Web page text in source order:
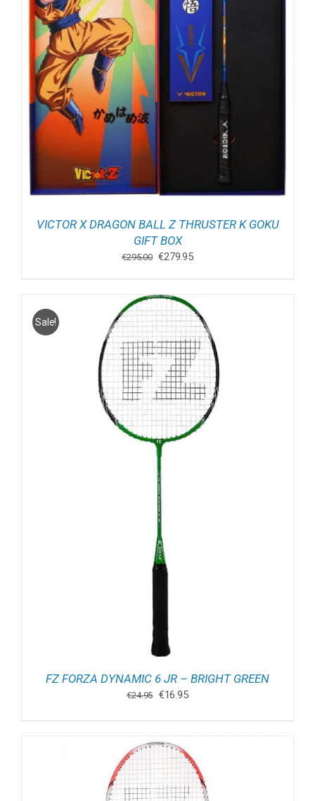
VICTOR X DRAGON BALL Z THRUSTER K GOKU
GIFT BOX
€295.00 Oorspronkelijke
€295.00.
€279.95Huidige
€279.95.
Sale!
FZ FORZA DYNAMIC 6 JR – BRIGHT GREEN
€24.95 Oorspronkelijke
€24.95.
€16.95Huidige